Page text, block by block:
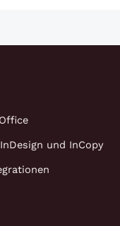
und InCopy